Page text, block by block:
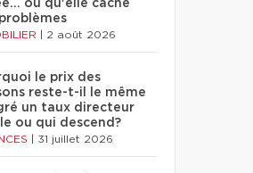
ou qu'elle cache
2 août 2026
le prix des
reste-t-il le même
un taux directeur
ou qui descend?
31 juillet 2026